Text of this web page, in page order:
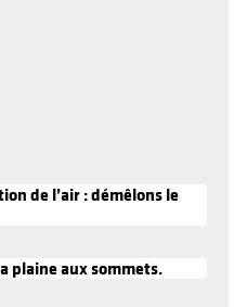
de l’air : démêlons le
plaine aux sommets.